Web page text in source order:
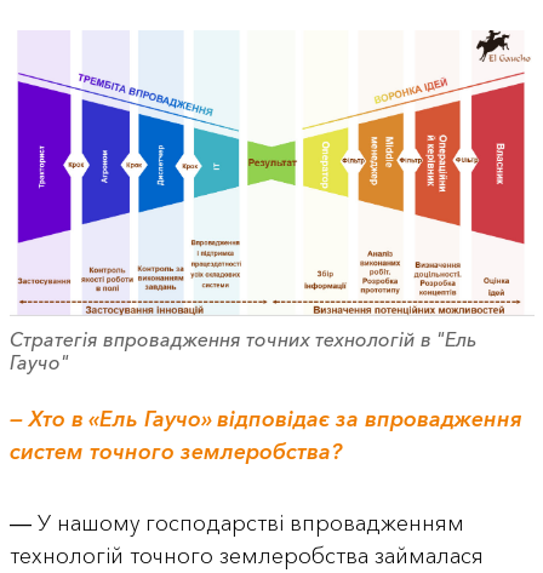
Стратегія впровадження точних технологій в "Ель
Гаучо"
— Хто в «Ель Гаучо» відповідає за впровадження
систем точного землеробства?
― У нашому господарстві впровадженням
технологій точного землеробства займалася